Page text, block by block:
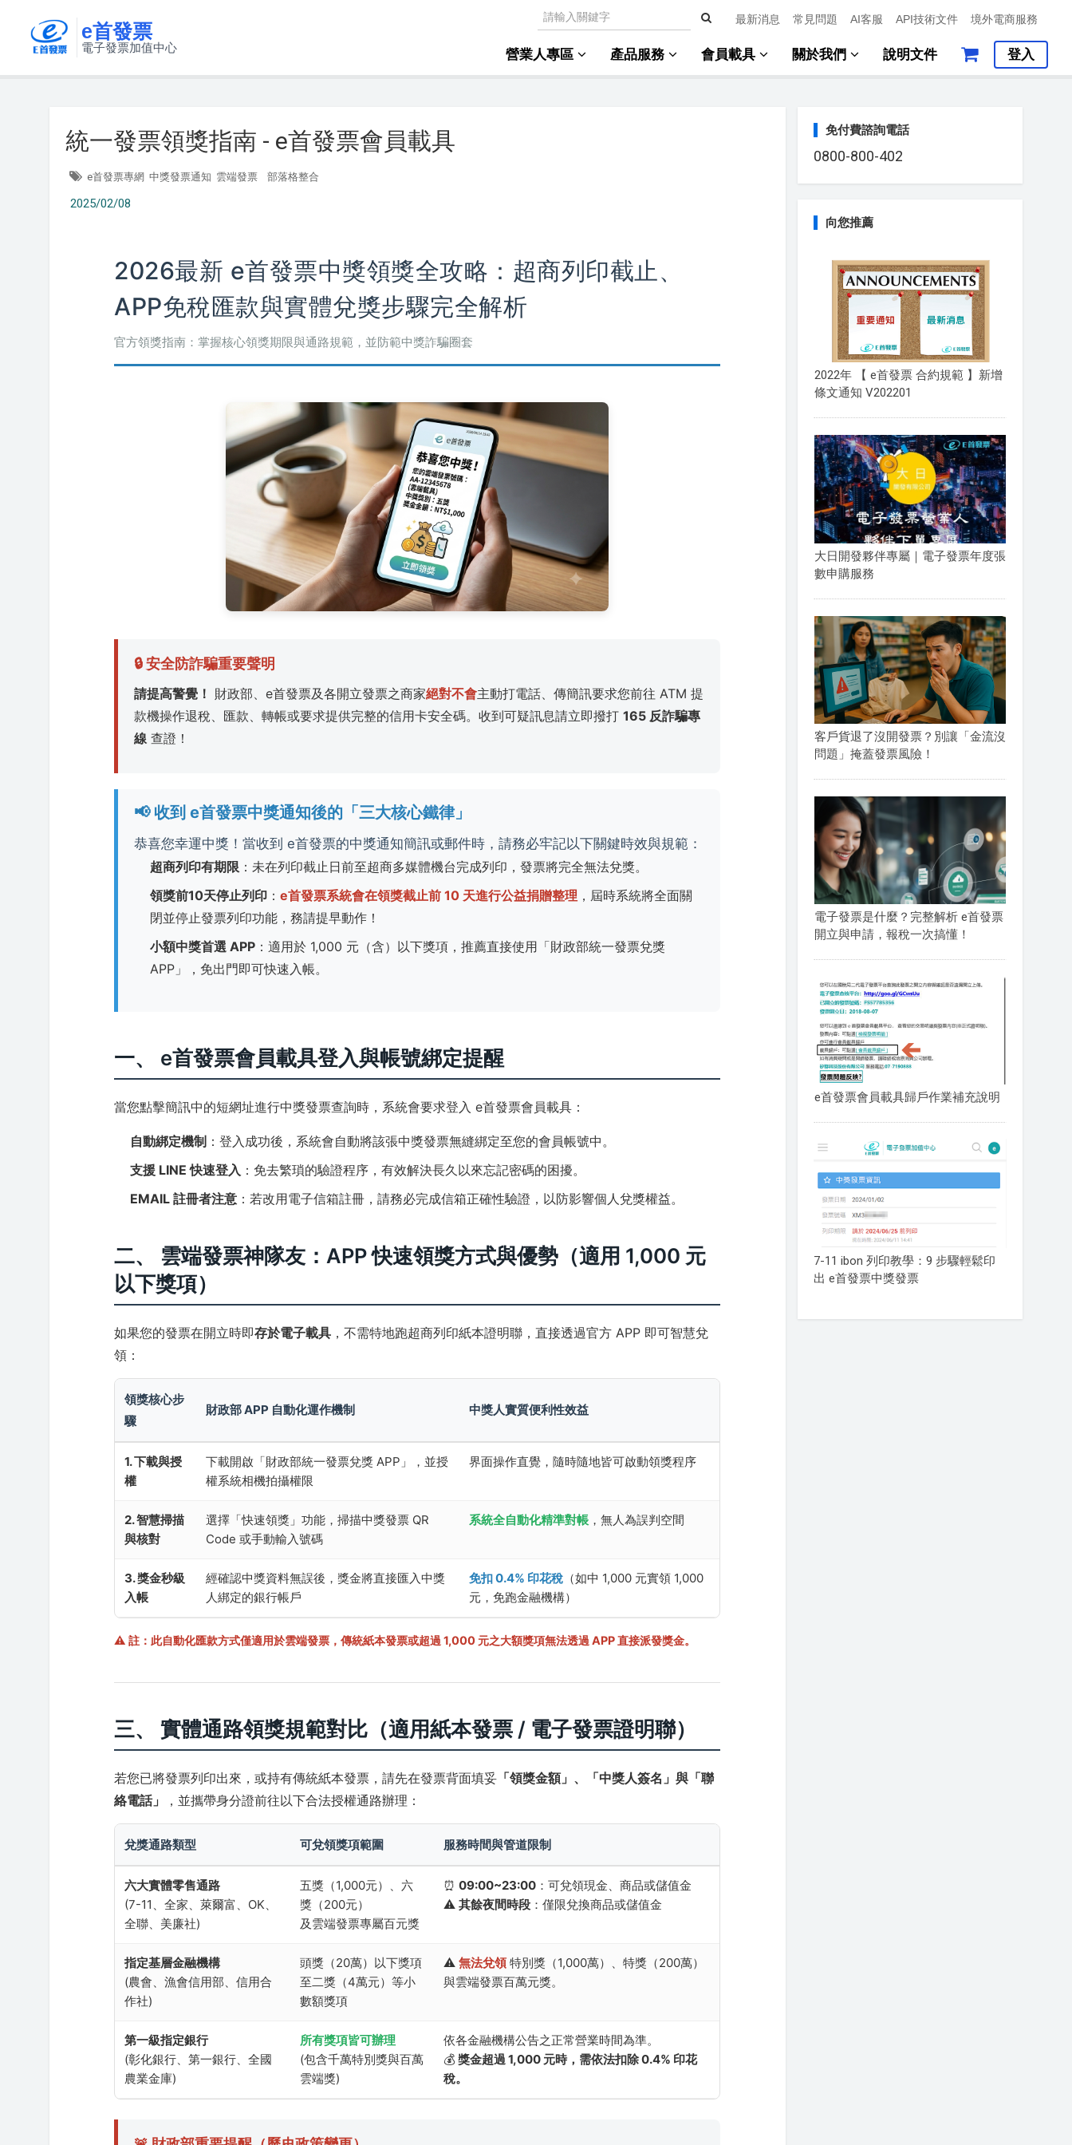
e首發票
電子發票加值中心
最新消息 常見問題 AI客服 API技術文件 境外電商服務
營業人專區 產品服務 會員載具 關於我們 說明文件 登入
統一發票領獎指南 - e首發票會員載具
e首發票專網 中獎發票通知 雲端發票 部落格整合
2025/02/08
2026最新 e首發票中獎領獎全攻略：超商列印截止、
APP免稅匯款與實體兌獎步驟完全解析
官方領獎指南：掌握核心領獎期限與通路規範，並防範中獎詐騙圈套
🔒 安全防詐騙重要聲明
請提高警覺！ 財政部、e首發票及各開立發票之商家絕對不會主動打電話、傳簡訊要求您前往 ATM 提
款機操作退稅、匯款、轉帳或要求提供完整的信用卡安全碼。收到可疑訊息請立即撥打165 反詐騙專
線 查證！
📢 收到 e首發票中獎通知後的「三大核心鐵律」
恭喜您幸運中獎！當收到 e首發票的中獎通知簡訊或郵件時，請務必牢記以下關鍵時效與規範：
超商列印有期限 ：未在列印截止日前至超商多媒體機台完成列印，發票將完全無法兌獎。
領獎前10天停止列印 ：e首發票系統會在領獎截止前 10 天進行公益捐贈整理 ，屆時系統將全面關
閉並停止發票列印功能，務請提早動作！
小額中獎首選 APP ：適用於 1,000 元（含）以下獎項，推薦直接使用「財政部統一發票兌獎
APP」，免出門即可快速入帳。
一、 e首發票會員載具登入與帳號綁定提醒
當您點擊簡訊中的短網址進行中獎發票查詢時，系統會要求登入 e首發票會員載具：
自動綁定機制 ：登入成功後，系統會自動將該張中獎發票無縫綁定至您的會員帳號中。
支援 LINE 快速登入 ：免去繁瑣的驗證程序，有效解決長久以來忘記密碼的困擾。
EMAIL 註冊者注意 ：若改用電子信箱註冊，請務必完成信箱正確性驗證，以防影響個人兌獎權益。
二、 雲端發票神隊友：APP 快速領獎方式與優勢（適用 1,000 元
以下獎項）
如果您的發票在開立時即存於電子載具 ，不需特地跑超商列印紙本證明聯，直接透過官方 APP 即可智慧兌
領：
領獎核心步
驟
財政部 APP 自動化運作機制 中獎人實質便利性效益
1. 下載與授
權
下載開啟「財政部統一發票兌獎 APP」，並授
權系統相機拍攝權限
界面操作直覺，隨時隨地皆可啟動領獎程序
2. 智慧掃描
與核對
選擇「快速領獎」功能，掃描中獎發票 QR
Code 或手動輸入號碼
系統全自動化精準對帳 ，無人為誤判空間
3. 獎金秒級
入帳
經確認中獎資料無誤後，獎金將直接匯入中獎
人綁定的銀行帳戶
免扣 0.4% 印花稅 （如中 1,000 元實領 1,000
元，免跑金融機構）
⚠️ 註：此自動化匯款方式僅適用於雲端發票，傳統紙本發票或超過 1,000 元之大額獎項無法透過 APP 直接派發獎金。
三、 實體通路領獎規範對比（適用紙本發票 / 電子發票證明聯）
若您已將發票列印出來，或持有傳統紙本發票，請先在發票背面填妥 「領獎金額」、「中獎人簽名」與「聯
絡電話」
，並攜帶身分證前往以下合法授權通路辦理：
兌獎通路類型 可兌領獎項範圍 服務時間與管道限制
六大實體零售通路
(7-11、全家、萊爾富、OK、
全聯、美廉社)
五獎（1,000元）、六
獎（200元）
及雲端發票專屬百元獎
⏰09:00~23:00 ：可兌領現金、商品或儲值金
⚠️其餘夜間時段 ：僅限兌換商品或儲值金
指定基層金融機構
(農會、漁會信用部、信用合
作社)
頭獎（20萬）以下獎項
至二獎（4萬元）等小
數額獎項
⚠️無法兌領 特別獎（1,000萬）、特獎（200萬）
與雲端發票百萬元獎。
第一級指定銀行
(彰化銀行、第一銀行、全國
農業金庫)
所有獎項皆可辦理
(包含千萬特別獎與百萬
雲端獎)
依各金融機構公告之正常營業時間為準。
💰獎金超過 1,000 元時，需依法扣除 0.4% 印花
稅。
免付費諮詢電話
0800-800-402
向您推薦
2022年 【 e首發票 合約規範 】新增
條文通知 V202201
大日開發夥伴專屬｜電子發票年度張
數申購服務
客戶貨退了沒開發票？別讓「金流沒
問題」掩蓋發票風險！
電子發票是什麼？完整解析 e首發票
開立與申請，報稅一次搞懂！
e首發票會員載具歸戶作業補充說明
7-11 ibon 列印教學：9 步驟輕鬆印
出 e首發票中獎發票